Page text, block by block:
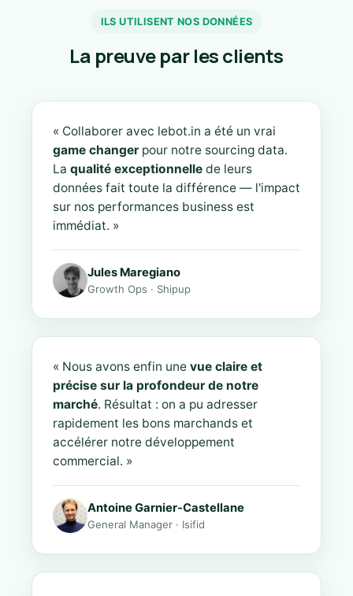
ILS UTILISENT NOS DONNÉES
La preuve par les clients
« Collaborer avec lebot.in a été un vrai
game changer pour notre sourcing data.
La qualité exceptionnelle de leurs
données fait toute la différence — l'impact
sur nos performances business est
immédiat. »
Jules Maregiano
Growth Ops · Shipup
« Nous avons enfin une vue claire et
précise sur la profondeur de notre
marché. Résultat : on a pu adresser
rapidement les bons marchands et
accélérer notre développement
commercial. »
Antoine Garnier-Castellane
General Manager · Isifid